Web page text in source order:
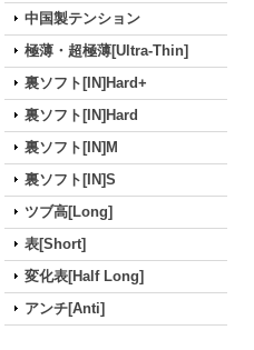
中国製テンション
極薄・超極薄[Ultra-Thin]
裏ソフト[IN]Hard+
裏ソフト[IN]Hard
裏ソフト[IN]M
裏ソフト[IN]S
ツブ高[Long]
表[Short]
変化表[Half Long]
アンチ[Anti]